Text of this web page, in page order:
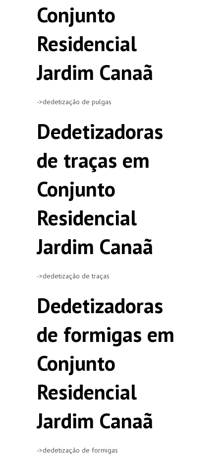
Conjunto
Residencial
Jardim Canaã
->dedetização de pulgas
Dedetizadoras
de traças em
Conjunto
Residencial
Jardim Canaã
->dedetização de traças
Dedetizadoras
de formigas em
Conjunto
Residencial
Jardim Canaã
->dedetização de formigas